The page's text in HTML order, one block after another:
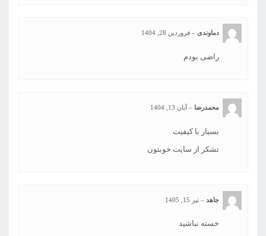
دماوندی – فروردین 28, 1404
راضی بودم
محمدرضا – آبان 13, 1404
بسیار با کیفیت
تشکر از سایت خوبتون
جاهد – تیر 15, 1405
خسته نباشید